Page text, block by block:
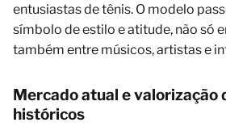
entusiastas de tênis. O modelo
símbolo de estilo e atitude, não só
também entre músicos, artistas e
Mercado atual e valorização
históricos